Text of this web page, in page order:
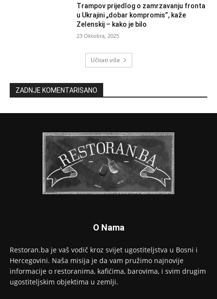
Trampov prijedlog o zamrzavanju fronta
u Ukrajini „dobar kompromis”, kaže
Zelenskij – kako je bilo
23 Oktobra, 2025
Učitati više
ZADNJE KOMENTARISANO
O Nama
Restoran.ba je vaš vodič kroz svijet ugostiteljstva u Bosni i
Hercegovini. Naša misija je da vam pružimo najnovije
informacije o restoranima, kafićima, barovima, i svim drugim
ugostiteljskim objektima u zemlji.